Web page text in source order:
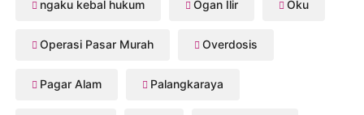
ngaku kebal hukum Ogan Ilir Oku
Operasi Pasar Murah Overdosis
Pagar Alam Palangkaraya